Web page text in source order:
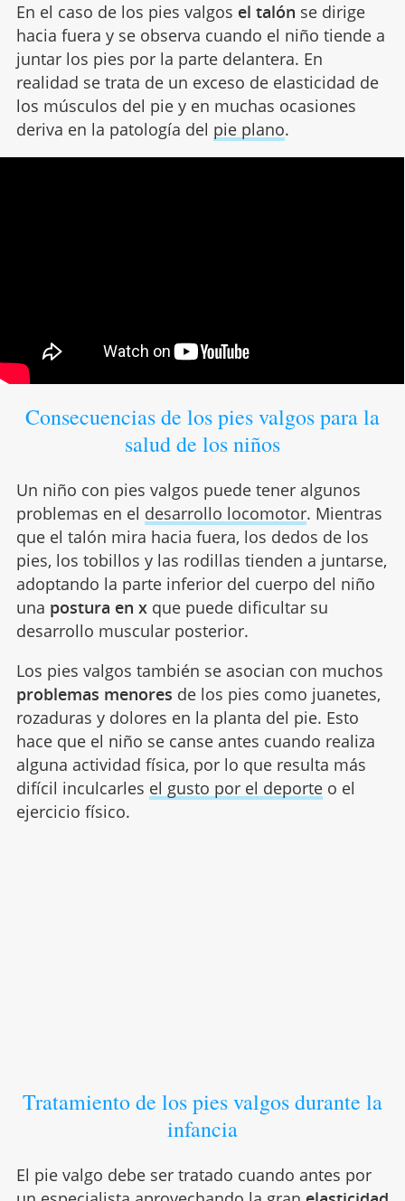
En el caso de los pies valgos el talón se dirige
hacia fuera y se observa cuando el niño tiende a
juntar los pies por la parte delantera. En
realidad se trata de un exceso de elasticidad de
los músculos del pie y en muchas ocasiones
deriva en la patología del pie plano.
Consecuencias de los pies valgos para la
salud de los niños
Un niño con pies valgos puede tener algunos
problemas en el desarrollo locomotor. Mientras
que el talón mira hacia fuera, los dedos de los
pies, los tobillos y las rodillas tienden a juntarse,
adoptando la parte inferior del cuerpo del niño
una postura en xque puede dificultar su
desarrollo muscular posterior.
Los pies valgos también se asocian con muchos
problemas menores de los pies como juanetes,
rozaduras y dolores en la planta del pie. Esto
hace que el niño se canse antes cuando realiza
alguna actividad física, por lo que resulta más
difícil inculcarles el gusto por el deporteo el
ejercicio físico.
Tratamiento de los pies valgos durante la
infancia
El pie valgo debe ser tratado cuando antes por